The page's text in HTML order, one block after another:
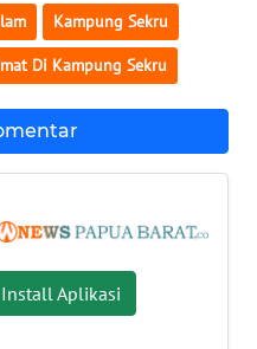
Kampung Sekru
Di Kampung Sekru
Install Aplikasi